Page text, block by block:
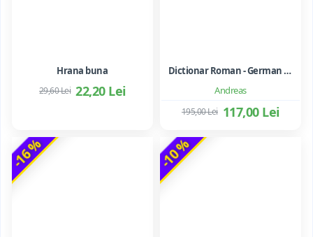
Hrana buna
22,20 Lei
29,60 Lei Andreas
Dictionar Roman - German - Mihai Anutei
117,00 Lei
195,00 Lei
-16 % -10 %